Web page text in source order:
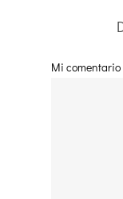
Mi comentario